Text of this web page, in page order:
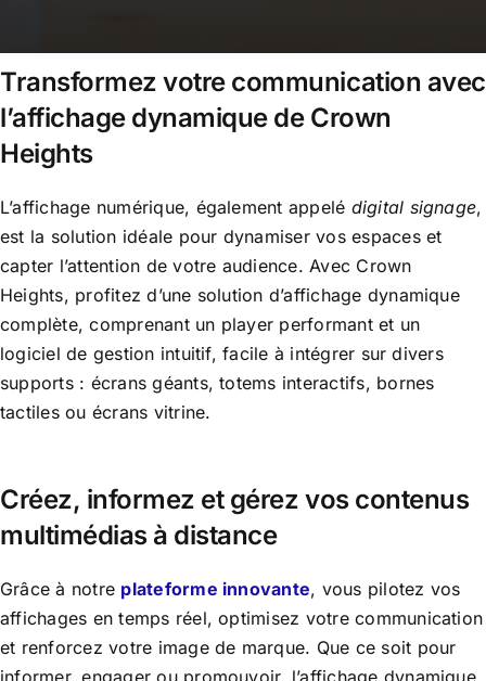
Transformez votre communication avec
l’affichage dynamique de Crown
Heights
L’affichage numérique, également appelé digital signage,
est la solution idéale pour dynamiser vos espaces et
capter l’attention de votre audience. Avec Crown
Heights, profitez d’une solution d’affichage dynamique
complète, comprenant un player performant et un
logiciel de gestion intuitif, facile à intégrer sur divers
supports : écrans géants, totems interactifs, bornes
tactiles ou écrans vitrine.
Créez, informez et gérez vos contenus
multimédias à distance
Grâce à notre plateforme innovante, vous pilotez vos
affichages en temps réel, optimisez votre communication
et renforcez votre image de marque. Que ce soit pour
informer, engager ou promouvoir, l’affichage dynamique